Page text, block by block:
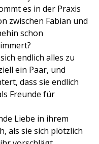
es in der Praxis
zwischen Fabian und
schon
endlich alles zu
ein Paar, und
dass sie endlich
Freunde für
Liebe in ihrem
als sie sich plötzlich